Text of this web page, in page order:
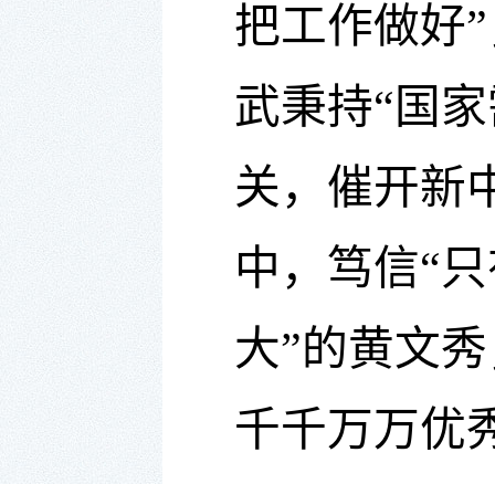
把工作做好
武秉持“国
关，催开新
中，笃信“
大”的黄文
千千万万优